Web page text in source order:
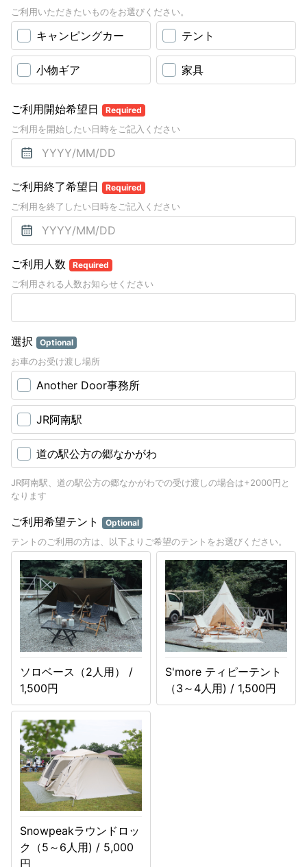
ご利用いただきたいものをお選びください。
キャンピングカー テント
小物ギア 家具
ご利用開始希望日 Required
ご利用を開始したい日時をご記入ください
ご利用終了希望日 Required
ご利用を終了したい日時をご記入ください
ご利用人数 Required
ご利用される人数お知らせください
選択 Optional
お車のお受け渡し場所
Another Door事務所
JR阿南駅
道の駅公方の郷なかがわ
JR阿南駅、道の駅公方の郷なかがわでの受け渡しの場合は+2000円と
なります
ご利用希望テント Optional
テントのご利用の方は、以下よりご希望のテントをお選びください。
ソロベース（2人用） /
1,500円
S'more ティピーテント
（3～4人用) / 1,500円
Snowpeakラウンドロッ
ク（5～6人用) / 5,000
円